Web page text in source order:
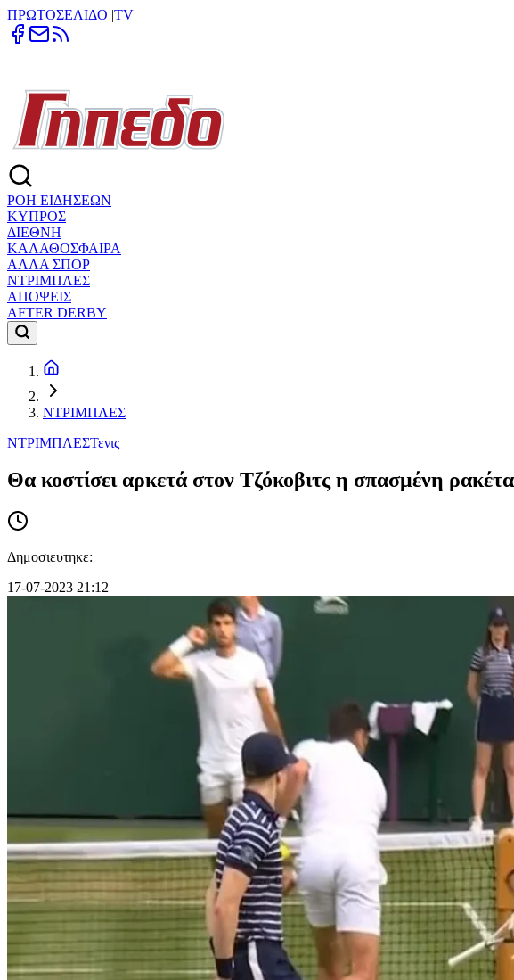
ΠΡΩΤΟΣΕΛΙΔΟ |TV
ΡΟΗ ΕΙΔΗΣΕΩΝ
ΚΥΠΡΟΣ
ΔΙΕΘΝΗ
ΚΑΛΑΘΟΣΦΑΙΡΑ
ΑΛΛΑ ΣΠΟΡ
ΝΤΡΙΜΠΛΕΣ
ΑΠΟΨΕΙΣ
AFTER DERBY
ΝΤΡΙΜΠΛΕΣ
ΝΤΡΙΜΠΛΕΣΤενις
Θα κοστίσει αρκετά στον Τζόκοβιτς η σπασμένη
Δημοσιευτηκε:
17-07-2023 21:12